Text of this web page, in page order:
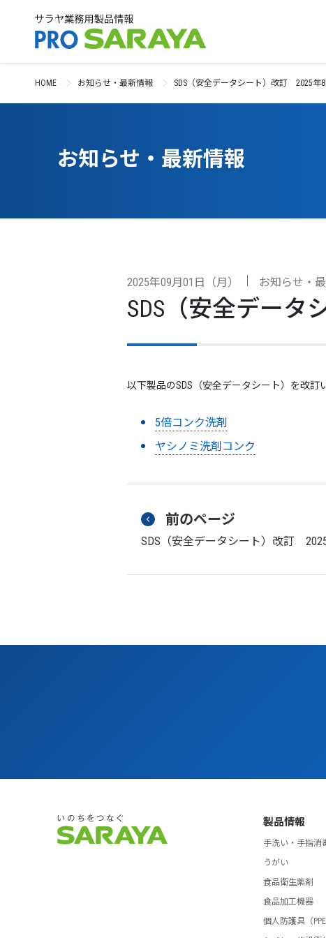
HOME お知らせ・最新情報 SDS（安全データシート）改訂 2025年8
お知らせ・最新情報
2025年09月01日（月） お知らせ・
SDS（安全データ
以下製品のSDS（安全データシート）を改訂
5倍コンク洗剤
ヤシノミ洗剤コンク
前のページ
SDS（安全データシート）改訂
製品情報
手洗い・手指消
うがい
食品衛生薬剤
食品加工機器
個人防護具（PPE